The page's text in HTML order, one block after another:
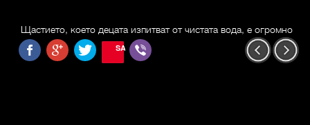
Щастието, което децата изпитват от чистата вода, е огромно
SAVE